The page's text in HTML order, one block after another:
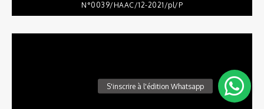
N°0039/HAAC/12-2021/pl/P